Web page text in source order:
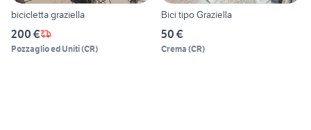
bicicletta graziella
200 €
Pozzaglio ed Uniti(CR)
Bici tipo Graziella
50 €
Crema (CR)